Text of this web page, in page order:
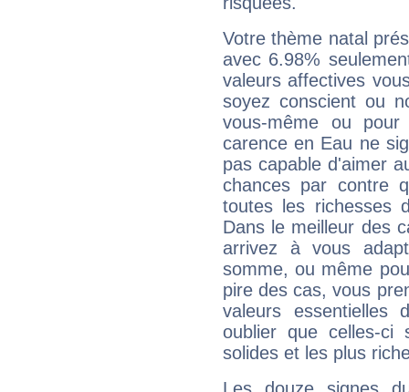
Votre thème natal
avec 6.98%
valeurs affectives
soyez conscient ou
vous-même ou
carence en Eau ne
pas capable d'aimer
chances par contre
toutes les richesses
Dans le meilleur des
arrivez à vous
somme, ou même
pire des cas, vous
valeurs
oublier que celles-
solides et les plus